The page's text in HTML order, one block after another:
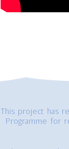
This project has
Programme for